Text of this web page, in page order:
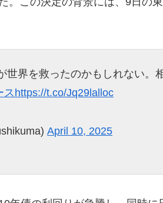
世界を救ったのかもしれない。
スhttps://t.co/Jq29lalloc
April 10, 2025